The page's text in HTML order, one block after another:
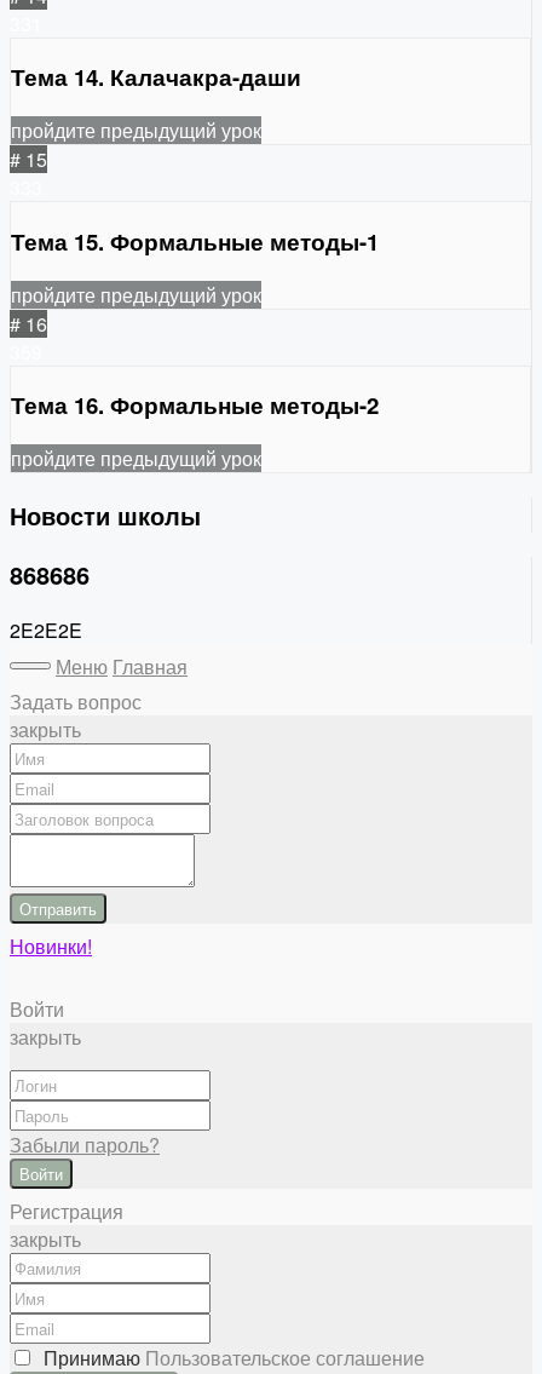
Тема 14. Калачакра-даши
пройдите предыдущий урок
# 15
Тема 15. Формальные методы-1
пройдите предыдущий урок
# 16
Тема 16. Формальные методы-2
пройдите предыдущий урок
Новости школы
868686
2E2E2E
Меню Главная
Задать вопрос
закрыть
Отправить
Новинки!
Войти
закрыть
Забыли пароль?
Войти
Регистрация
закрыть
Принимаю Пользовательское соглашение